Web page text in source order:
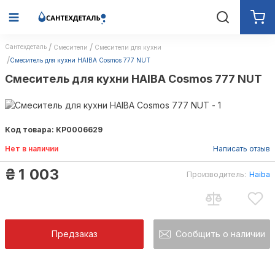
Сантехдеталь Смесители
Смесители для кухни
Смеситель для кухни HAIBA Cosmos 777 NUТ
Смеситель для кухни HAIBA Cosmos 777 NUТ
Код товара: КР0006629
Нет в наличии Написать отзыв
₴ 1 003 Производитель: Haiba
Предзаказ Сообщить о наличии